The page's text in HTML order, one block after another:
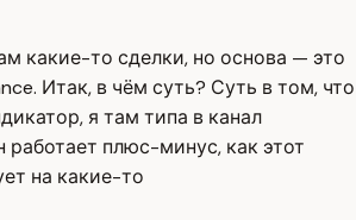
какие-то сделки, но основа — это
Итак, в чём суть? Суть в том, что
я там типа в канал
работает плюс-минус, как этот
на какие-то